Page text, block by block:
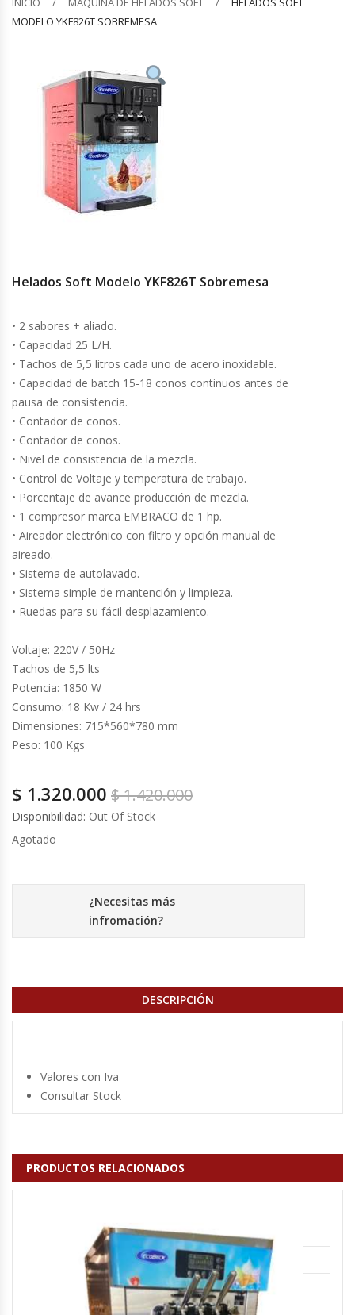
Barquilleras
Bolsas De Sellado Al Vacío
Cafeteras
Calentadores De Platos
Carros Bandejeros
Cocedoras De Pastas
Cocinas Industriales
Encimeras Eléctricas
Congeladoras Tapa De Vidrio
Congeladoras Tapa Dura
Congeladores Verticales
Coolers / Visicoolers
Cortadoras De Huesos
Cutters
Dispensadores De Salsas
Embutidoras
Estanterías Y Repisas
Expendedoras De Jugo
Fabricadoras De Hielo
Freidoras Industriales
Hervidores / Percoladores
MODELO YKF826T SOBREMESA
Helados Soft Modelo YKF826T Sobremesa
• 2 sabores + aliado.
• Capacidad 25 L/H.
• Tachos de 5,5 litros cada uno de acero inoxidable.
• Capacidad de batch 15-18 conos continuos antes de
pausa de consistencia.
• Contador de conos.
• Contador de conos.
• Nivel de consistencia de la mezcla.
• Control de Voltaje y temperatura de trabajo.
• Porcentaje de avance producción de mezcla.
• 1 compresor marca EMBRACO de 1 hp.
• Aireador electrónico con filtro y opción manual de
aireado.
• Sistema de autolavado.
• Sistema simple de mantención y limpieza.
• Ruedas para su fácil desplazamiento.
Voltaje: 220V / 50Hz
Tachos de 5,5 lts
Potencia: 1850 W
Consumo: 18 Kw / 24 hrs
Dimensiones: 715*560*780 mm
Peso: 100 Kgs
$1.420.000
$ 1.320.000
Disponibilidad: Out Of Stock
Agotado
¿Necesitas más
infromación?
DESCRIPCIÓN
Valores con Iva
Consultar Stock
PRODUCTOS RELACIONADOS